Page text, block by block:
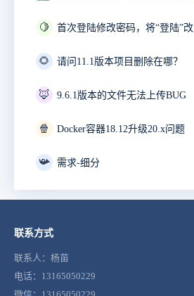
🍋 首次登陆修改密码，将“登陆”
🌻 请问11.1版本项目删除在哪？
🦊 9.6.1版本的文件无法上传BUG
🍿 Docker容器18.12升级20.x问题
📯 需求-细分
联系方式
联系人：杨苗
电话：13165050229